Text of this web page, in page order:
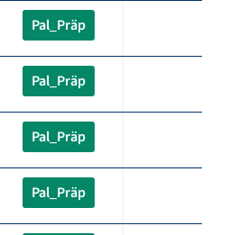
Pal_Präp
Pal_Präp
Pal_Präp
Pal_Präp